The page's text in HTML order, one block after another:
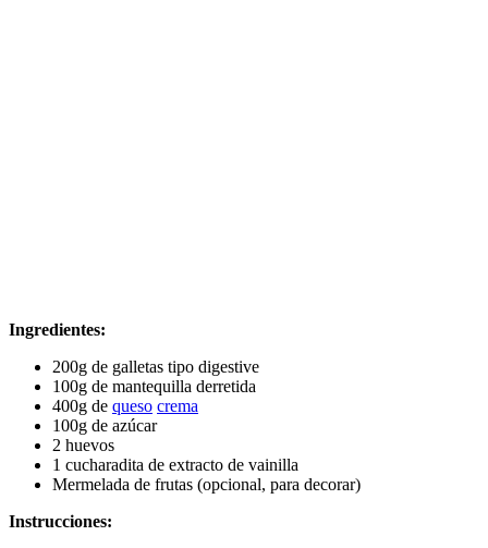
Ingredientes:
200g de galletas tipo digestive
100g de mantequilla derretida
400g de queso crema
100g de azúcar
2 huevos
1 cucharadita de extracto de vainilla
Mermelada de frutas (opcional, para decorar)
Instrucciones: